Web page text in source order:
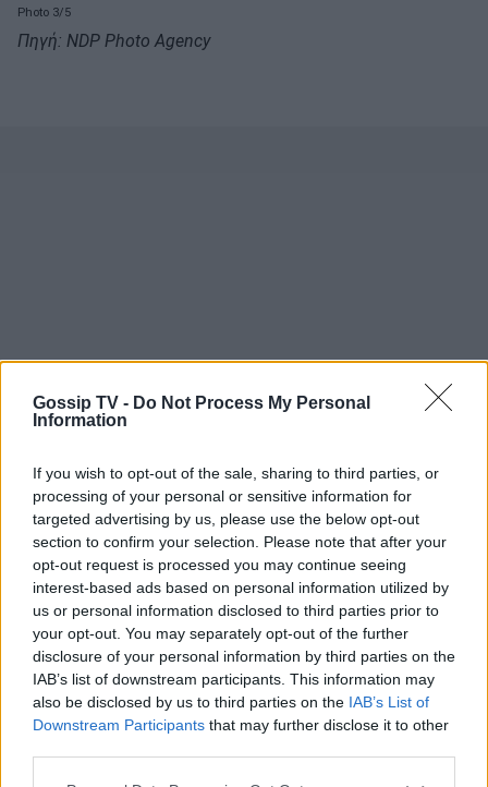
Gossip TV - Do Not Process My Personal
Information
If you wish to opt-out of the sale, sharing to third parties, or
processing of your personal or sensitive information for
targeted advertising by us, please use the below opt-out
section to confirm your selection. Please note that after your
opt-out request is processed you may continue seeing
interest-based ads based on personal information utilized by
us or personal information disclosed to third parties prior to
your opt-out. You may separately opt-out of the further
disclosure of your personal information by third parties on the
IAB’s list of downstream participants. This information may
also be disclosed by us to third parties on the IAB’s List of
Downstream Participants that may further disclose it to other
Photo 3/5
Πηγή: NDP Photo Agency